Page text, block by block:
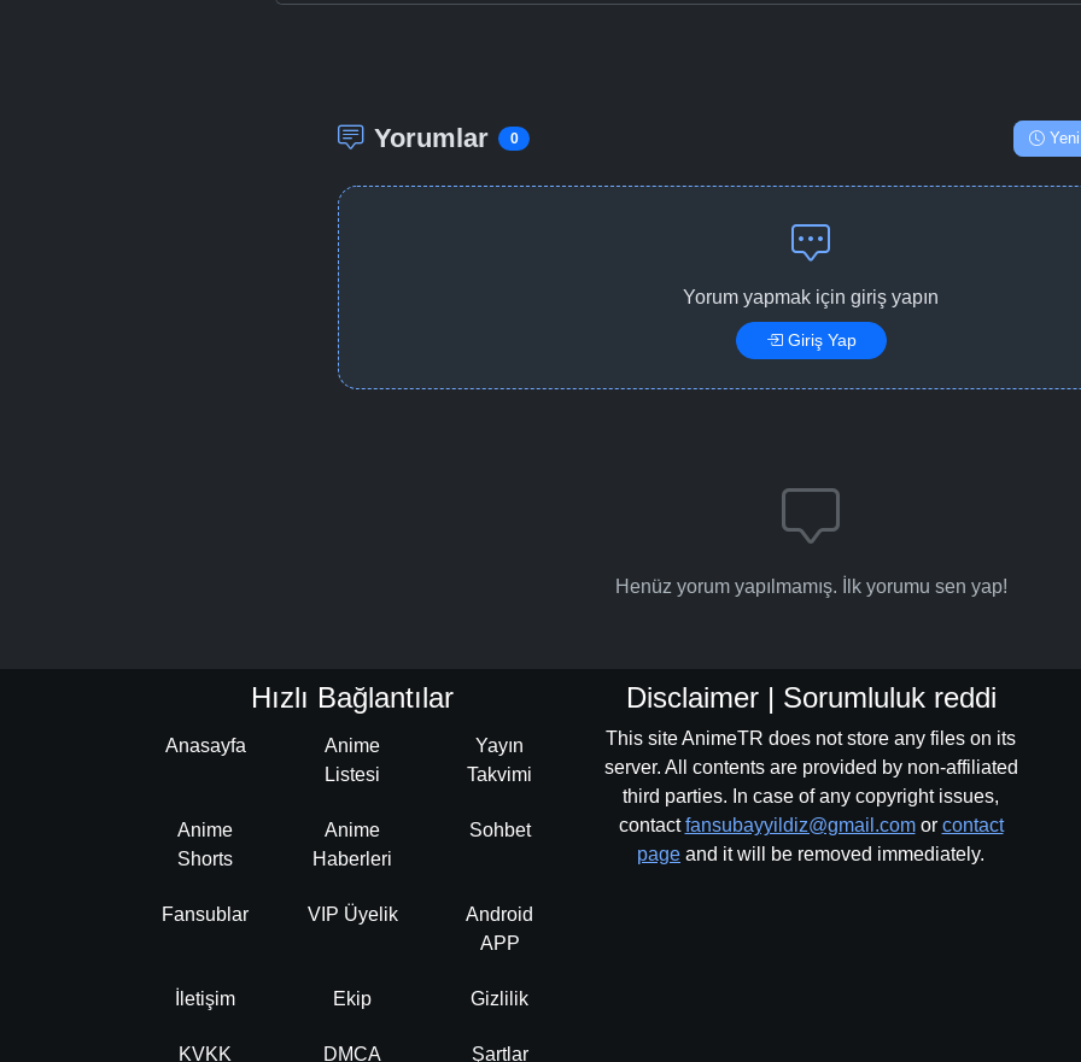
Yorumlar 0 Yeni
Yorum yapmak için giriş yapın
Giriş Yap
Henüz yorum yapılmamış. İlk yorumu sen yap!
Hızlı Bağlantılar
Anasayfa
Anime
Listesi
Yayın
Takvimi
Anime
Shorts
Anime
Haberleri
Sohbet
Fansublar VIP Üyelik
Android
APP
İletişim Ekip Gizlilik
KVKK DMCA Şartlar
Disclaimer | Sorumluluk reddi
This site AnimeTR does not store any files on its
server. All contents are provided by non-affiliated
third parties. In case of any copyright issues,
contactfansubayyildiz@gmail.comor contact
page and it will be removed immediately.